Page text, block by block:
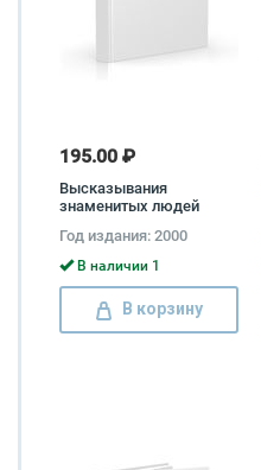
195.00 ₽
Высказывания
знаменитых людей
Год издания: 2000
В наличии 1
В корзину